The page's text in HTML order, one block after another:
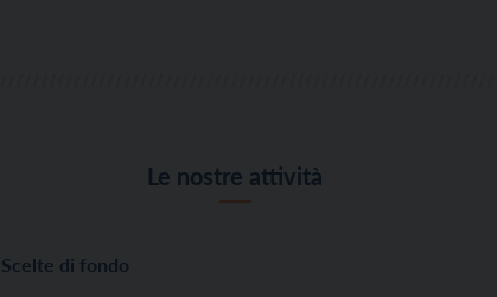
Le nostre attività
Scelte di fondo